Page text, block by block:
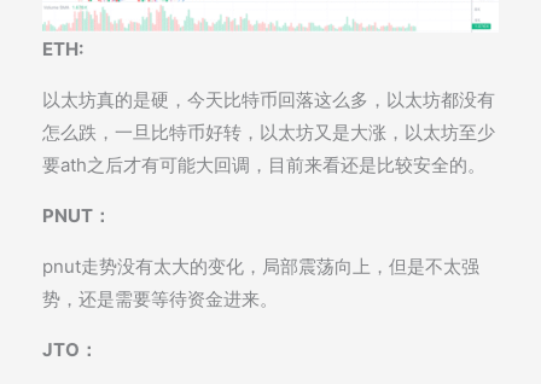
ETH:
以太坊真的是硬，今天比特币回落这么多，以太坊都没有
怎么跌，一旦比特币好转，以太坊又是大涨，以太坊至少
要ath之后才有可能大回调，目前来看还是比较安全的。
PNUT：
pnut走势没有太大的变化，局部震荡向上，但是不太强
势，还是需要等待资金进来。
JTO：